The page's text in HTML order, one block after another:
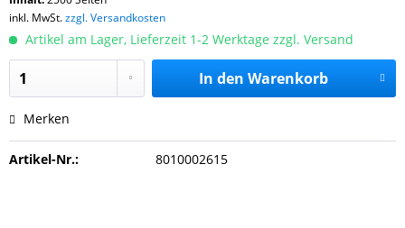
inkl. MwSt.zzgl. Versandkosten
Artikel am Lager, Lieferzeit 1-2 Werktage zzgl. Versand
In den Warenkorb
Merken
Artikel-Nr.: 8010002615